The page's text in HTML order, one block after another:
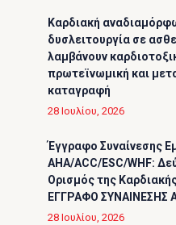
Καρδιακή
δυσλειτουργία σε
λαμβάνουν
πρωτεϊνωμική και
καταγραφή
28 Ιουλίου, 2026
Έγγραφο Συναίνεσης
AHA/ACC/ESC/WHF:
Ορισμός της
ΕΓΓΡΑΦΟ ΣΥΝΑΙΝΕΣΗΣ
28 Ιουλίου, 2026